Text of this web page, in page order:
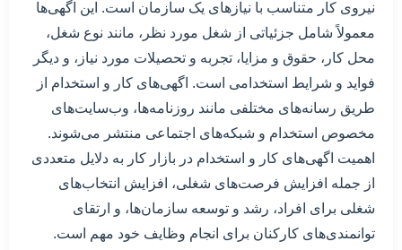
نیروی کار متناسب با نیازهای یک سازمان است. این اگهی‌ها
معمولاً شامل جزئیاتی از شغل مورد نظر، مانند نوع شغل،
محل کار، حقوق و مزایا، تجربه و تحصیلات مورد نیاز، و دیگر
فواید و شرایط استخدامی است. اگهی‌های کار و استخدام از
طریق رسانه‌های مختلفی مانند روزنامه‌ها، وب‌سایت‌های
مخصوص استخدام و شبکه‌های اجتماعی منتشر می‌شوند.
اهمیت اگهی‌های کار و استخدام در بازار کار به دلایل متعددی
از جمله افزایش فرصت‌های شغلی، افزایش انتخاب‌های
شغلی برای افراد، رشد و توسعه سازمان‌ها، و ارتقای
توانمندی‌های کارکنان برای انجام وظایف خود مهم است.